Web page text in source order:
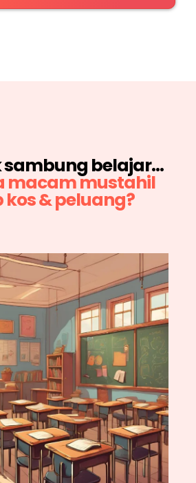
sambung belajar…
macam mustahil
kos & peluang?